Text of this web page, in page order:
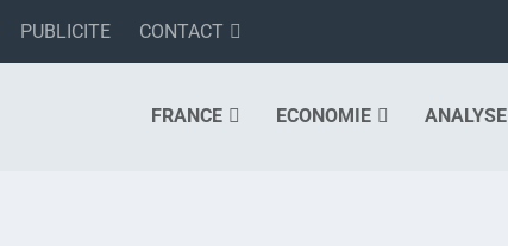
PUBLICITE CONTACT
FRANCE ECONOMIE ANALYSE